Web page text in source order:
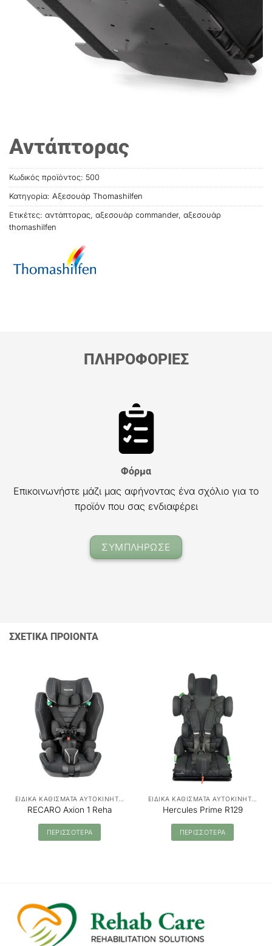
Αντάπτορας
Κωδικός προϊόντος: 500
Κατηγορία: Αξεσουάρ Thomashilfen
Ετικέτες: αντάπτορας, αξεσουάρ commander, αξεσουάρ
thοmashilfen
ΠΛΗΡΟΦΟΡΙΕΣ
Φόρμα
Επικοινωνήστε μάζι μας αφήνοντας ένα σχόλιο για το
προϊόν που σας ενδιαφέρει
ΣΥΜΠΛΗΡΩΣΕ
ΣΧΕΤΙΚΑ ΠΡΟΙΟΝΤΑ
RECARO Axion 1 Reha
ΠΕΡΙΣΣΟΤΕΡΑ
Hercules Prime R129
ΠΕΡΙΣΣΟΤΕΡΑ